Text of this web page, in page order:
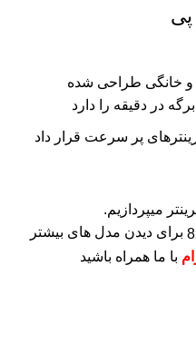
و خانگی طراحی شده
پر سرعت قرار داد
میپردازیم.
برای دیدن مدل های بیشتر
با ما همراه باشید